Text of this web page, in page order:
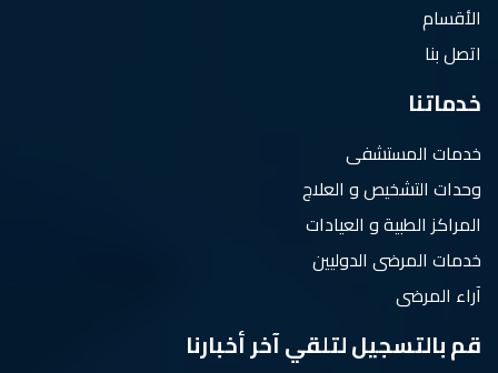
الأقسام
اتصل بنا
خدماتنا
خدمات المستشفى
وحدات التشخيص و العلاج
المراكز الطبية و العيادات
خدمات المرضى الدوليين
آراء المرضى
قم بالتسجيل لتلقي آخر أخبارنا